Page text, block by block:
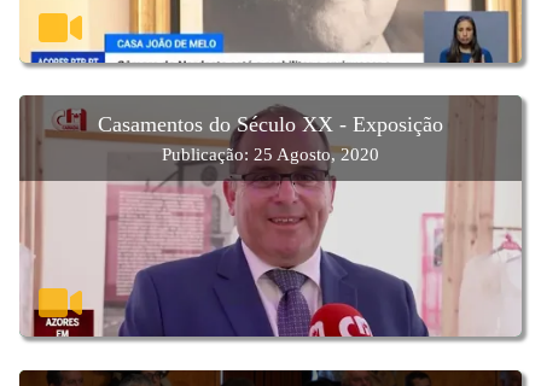
Casamentos do Século XX - Exposição
Publicação: 25 Agosto, 2020